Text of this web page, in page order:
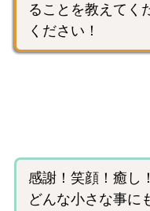
ることを教えてく
ください！
感謝！笑顔！癒し！
どんな小さな事に